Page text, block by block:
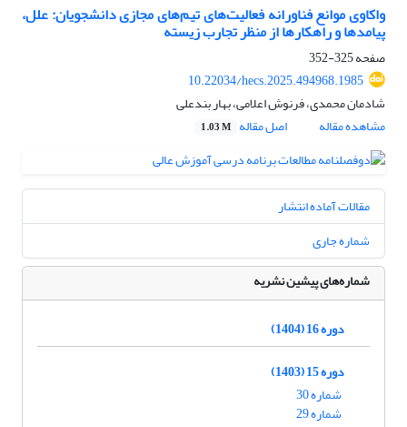
واکاوی موانع فناورانه فعالیت‌های تیم‌های مجازی دانشجویان: علل،
پیامدها و راهکارها از منظر تجارب زیسته
صفحه325-352
10.22034/hecs.2025.494968.1985
شادمان محمدی، فرنوش اعلامی، بهار بندعلی
مشاهده مقاله
اصل مقاله 1.03 M
مقالات آماده انتشار
شماره جاری
شماره‌های پیشین نشریه
دوره 16 (1404)
دوره 15 (1403)
شماره 30
شماره 29